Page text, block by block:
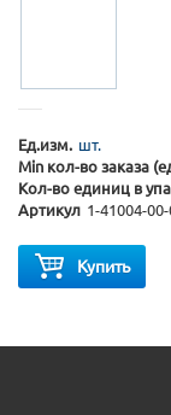
Ед.изм. шт.
Min кол-во заказа
Кол-во единиц в
Артикул 1-41004-
Купить